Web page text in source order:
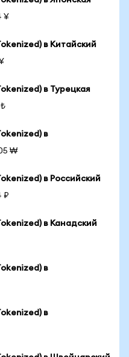
¥
в Китайский
в Турецкая
в
₩
в Российский
₽
в Канадский
в
в